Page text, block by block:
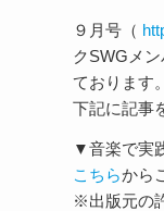
９月号（
クSWGメ
ております。
下記に記事
▼音楽で実
こちらから
※出版元の